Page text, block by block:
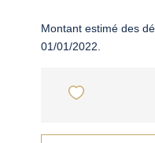
Montant estimé des
01/01/2022.